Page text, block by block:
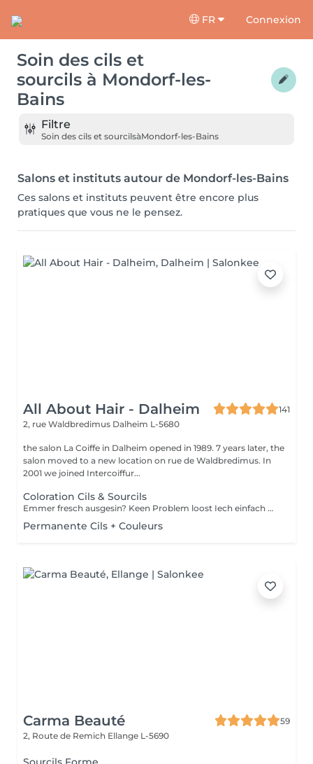
FR Connexion
Soin des cils et
sourcils à Mondorf-les-
Bains
Filtre
Soin des cils et sourcilsàMondorf-les-Bains
Salons et instituts autour de Mondorf-les-Bains
Ces salons et instituts peuvent être encore plus
pratiques que vous ne le pensez.
All About Hair - Dalheim
141
2, rue Waldbredimus Dalheim L-5680
the salon La Coiffe in Dalheim opened in 1989. 7 years later, the
salon moved to a new location on rue de Waldbredimus. In
2001 we joined Intercoiffur...
Coloration Cils & Sourcils
Emmer fresch ausgesin? Keen Problem loost Iech einfach mol d Wimpern an Aaperhoer fierwen
Permanente Cils + Couleurs
Carma Beauté
59
2, Route de Remich Ellange L-5690